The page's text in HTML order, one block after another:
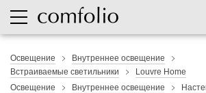
Освещение
Внутреннее освещение
Встраиваемые светильники
Louvre Home
Освещение
Внутреннее освещение